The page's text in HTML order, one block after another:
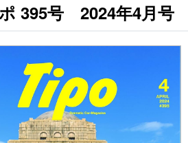
395号 2024年4月号